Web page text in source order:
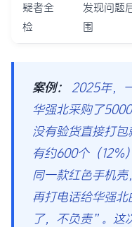
疑者全
检
发现问题
围
案例：
2025年，
华强北采购了
没有验货直接打包
有约600个（
同一款红色手机壳
再打电话给华强
了，不负责”。这